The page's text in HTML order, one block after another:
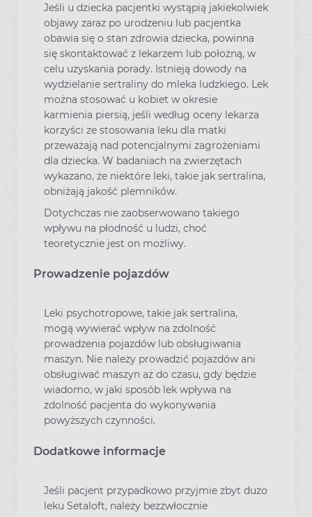
Jeśli u dziecka pacjentki wystąpią jakiekolwiek
objawy zaraz po urodzeniu lub pacjentka
obawia się o stan zdrowia dziecka, powinna
się skontaktować z lekarzem lub położną, w
celu uzyskania porady. Istnieją dowody na
wydzielanie sertraliny do mleka ludzkiego. Lek
można stosować u kobiet w okresie
karmienia piersią, jeśli według oceny lekarza
korzyści ze stosowania leku dla matki
przeważają nad potencjalnymi zagrożeniami
dla dziecka. W badaniach na zwierzętach
wykazano, że niektóre leki, takie jak sertralina,
obniżają jakość plemników.
Dotychczas nie zaobserwowano takiego
wpływu na płodność u ludzi, choć
teoretycznie jest on możliwy.
Prowadzenie pojazdów
Leki psychotropowe, takie jak sertralina,
mogą wywierać wpływ na zdolność
prowadzenia pojazdów lub obsługiwania
maszyn. Nie należy prowadzić pojazdów ani
obsługiwać maszyn aż do czasu, gdy będzie
wiadomo, w jaki sposób lek wpływa na
zdolność pacjenta do wykonywania
powyższych czynności.
Dodatkowe informacje
Jeśli pacjent przypadkowo przyjmie zbyt dużo
leku Setaloft, należy bezzwłocznie